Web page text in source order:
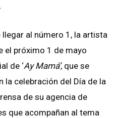
al número 1, la artista
el próximo 1 de mayo
de ‘Ay Mamá’, que se
la celebración del Día de la
de su agencia de
que acompañan al tema